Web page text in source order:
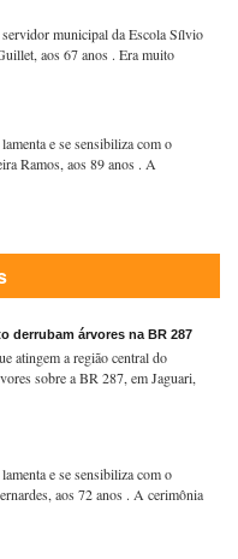
municipal da Escola Sílvio
aos 67 anos . Era muito
e se sensibiliza com o
Ramos, aos 89 anos . A
derrubam árvores na BR 287
atingem a região central do
sobre a BR 287, em Jaguari,
e se sensibiliza com o
aos 72 anos . A cerimônia